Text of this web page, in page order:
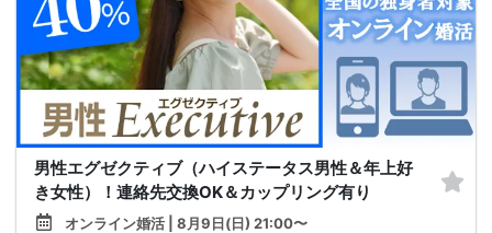
男性エグゼクティブ（ハイステータス男性＆年上好
き女性）！連絡先交換OK＆カップリング有り
オンライン婚活 | 8月9日(日) 21:00〜